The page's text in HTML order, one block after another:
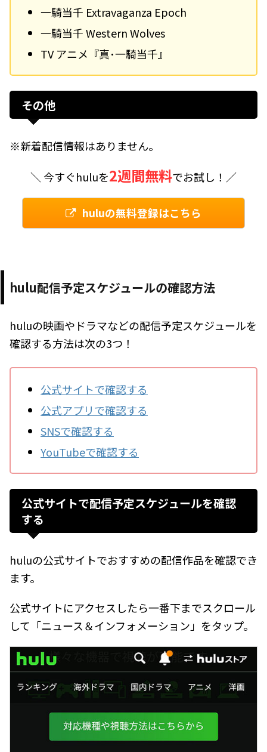
一騎当千 Extravaganza Epoch
一騎当千 Western Wolves
TV アニメ『真･一騎当千』
その他
※新着配信情報はありません。
＼ 今すぐhuluを2週間無料でお試し！／
huluの無料登録はこちら
hulu配信予定スケジュールの確認方法
huluの映画やドラマなどの配信予定スケジュールを
確認する方法は次の3つ！
公式サイトで確認する
公式アプリで確認する
SNSで確認する
YouTubeで確認する
公式サイトで配信予定スケジュールを確認
する
huluの公式サイトでおすすめの配信作品を確認でき
ます。
公式サイトにアクセスしたら一番下までスクロール
して「ニュース＆インフォメーション」をタップ。